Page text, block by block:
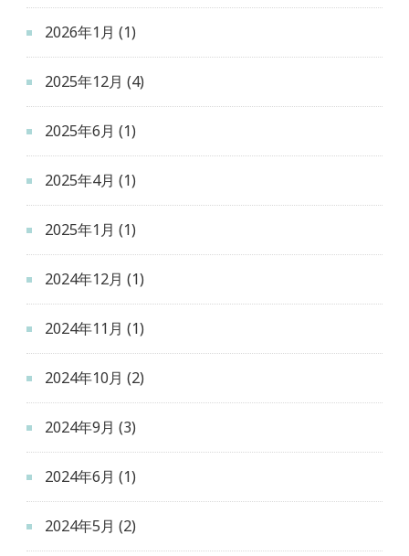
2026年1月 (1)
2025年12月 (4)
2025年6月 (1)
2025年4月 (1)
2025年1月 (1)
2024年12月 (1)
2024年11月 (1)
2024年10月 (2)
2024年9月 (3)
2024年6月 (1)
2024年5月 (2)